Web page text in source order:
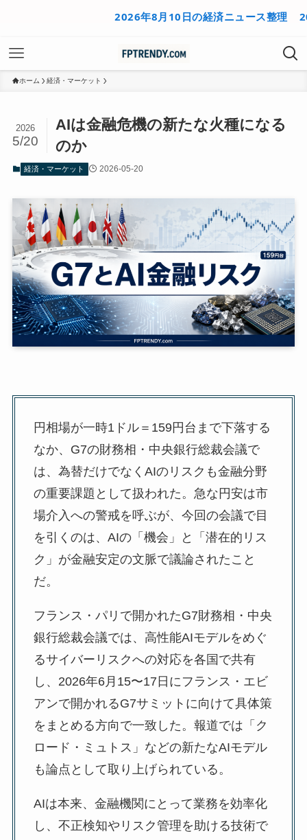
2026年8月10日の経済ニュース整理 2026年8
ホーム 経済・マーケット
AIは金融危機の新たな火種になる
のか
2026
5/20
経済・マーケット 2026-05-20
円相場が一時1ドル＝159円台まで下落する
なか、G7の財務相・中央銀行総裁会議で
は、為替だけでなくAIのリスクも金融分野
の重要課題として扱われた。急な円安は市
場介入への警戒を呼ぶが、今回の会議で目
を引くのは、AIの「機会」と「潜在的リス
ク」が金融安定の文脈で議論されたこと
だ。
フランス・パリで開かれたG7財務相・中央
銀行総裁会議では、高性能AIモデルをめぐ
るサイバーリスクへの対応を各国で共有
し、2026年6月15〜17日にフランス・エビ
アンで開かれるG7サミットに向けて具体策
をまとめる方向で一致した。報道では「ク
ロード・ミュトス」などの新たなAIモデル
も論点として取り上げられている。
AIは本来、金融機関にとって業務を効率化
し、不正検知やリスク管理を助ける技術で